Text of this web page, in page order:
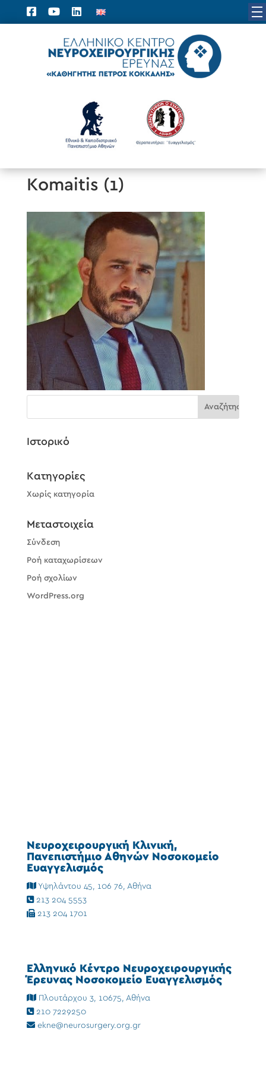
Komaitis (1)
Ιστορικό
Kατηγορίες
Χωρίς κατηγορία
Μεταστοιχεία
Σύνδεση
Ροή καταχωρίσεων
Ροή σχολίων
WordPress.org
Νευροχειρουργική Κλινική,
Πανεπιστήμιο Αθηνών Νοσοκομείο
Ευαγγελισμός
Υψηλάντου 45, 106 76, Αθήνα
213 204 5553
213 204 1701
Ελληνικό Κέντρο Νευροχειρουργικής
Έρευνας Νοσοκομείο Ευαγγελισμός
Πλουτάρχου 3, 10675, Αθήνα
210 7229250
ekne@neurosurgery.org.gr